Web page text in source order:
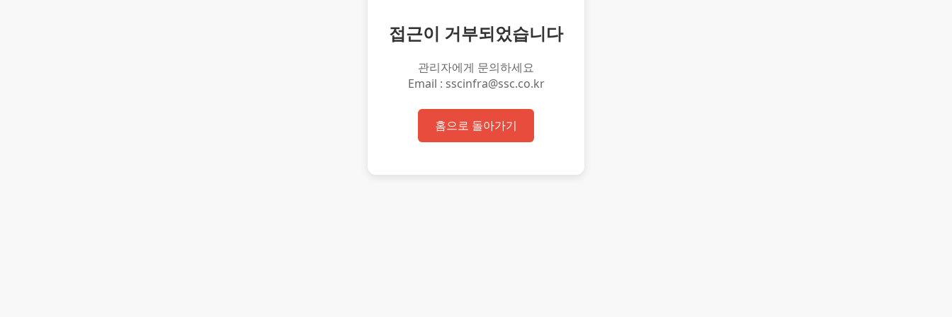
접근이 거부되었습니다
관리자에게 문의하세요
Email : sscinfra@ssc.co.kr
홈으로 돌아가기